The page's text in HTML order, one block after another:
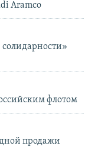
Aramco
флотом
продажи